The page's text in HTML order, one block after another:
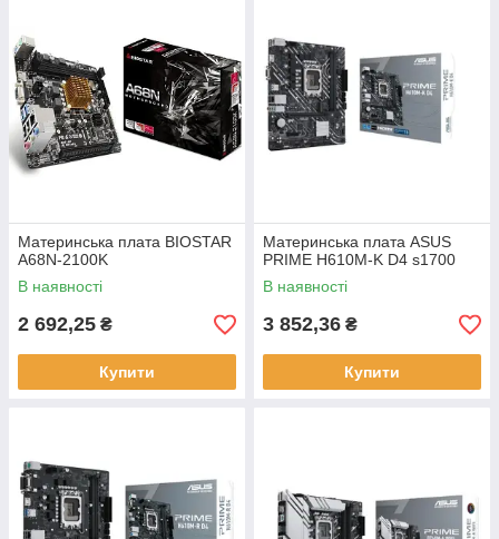
Материнськa плата BIOSTAR
A68N-2100K
В наявності
2 692,25 ₴
Купити
Материнська плата ASUS
PRIME H610M-K D4 s1700
В наявності
3 852,36 ₴
Купити